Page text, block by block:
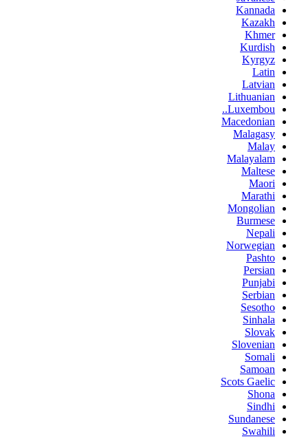
Kannada
Kazakh
Khmer
Kurdish
Kyrgyz
Latin
Latvian
Lithuanian
Luxembou..
Macedonian
Malagasy
Malay
Malayalam
Maltese
Maori
Marathi
Mongolian
Burmese
Nepali
Norwegian
Pashto
Persian
Punjabi
Serbian
Sesotho
Sinhala
Slovak
Slovenian
Somali
Samoan
Scots Gaelic
Shona
Sindhi
Sundanese
Swahili